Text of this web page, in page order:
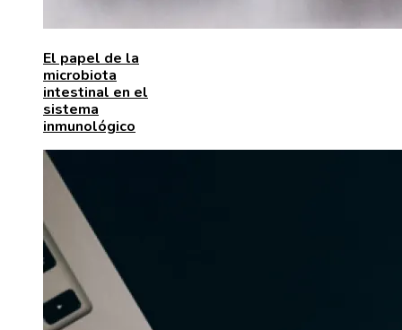
El papel de la
microbiota
intestinal en el
sistema
inmunológico